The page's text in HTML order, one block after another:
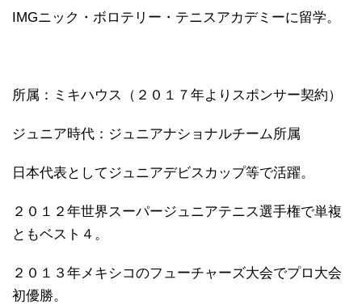
IMGニック・ボロテリー・テニスアカデミーに留学。
所属：ミキハウス（２０１７年よりスポンサー契約）
ジュニア時代：ジュニアナショナルチーム所属
日本代表としてジュニアデビスカップ等で活躍。
２０１２年世界スーパージュニアテニス選手権で単複
ともベスト４。
２０１３年メキシコのフューチャーズ大会でプロ大会
初優勝。